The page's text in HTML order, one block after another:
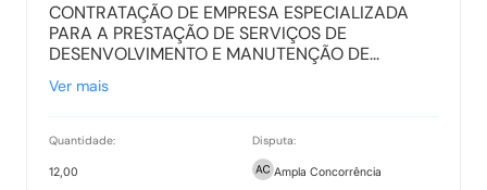
Tipo:Documento
Tipo: Documento
CONTRATAÇÃO DE EMPRESA ESPECIALIZADA
PARA A PRESTAÇÃO DE SERVIÇOS DE
DESENVOLVIMENTO E MANUTENÇÃO DE...
Ver mais
Quantidade:
12,00
Disputa:
Ampla Concorrência